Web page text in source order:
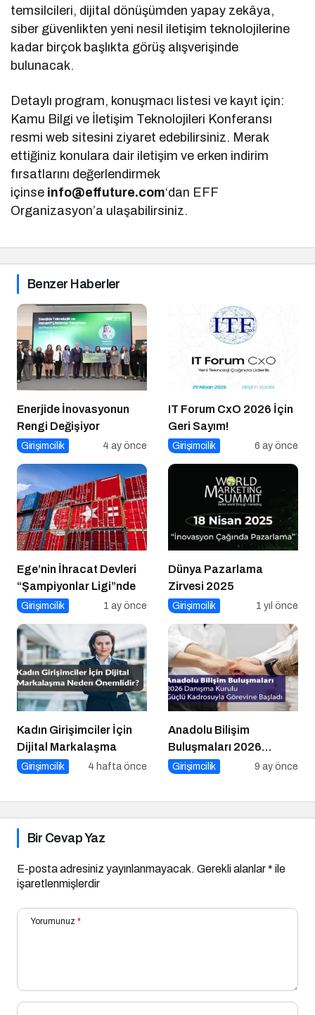
temsilcileri, dijital dönüşümden yapay zekâya,
siber güvenlikten yeni nesil iletişim teknolojilerine
kadar birçok başlıkta görüş alışverişinde
bulunacak.
Detaylı program, konuşmacı listesi ve kayıt için:
Kamu Bilgi ve İletişim Teknolojileri Konferansı
resmi web sitesini ziyaret edebilirsiniz. Merak
ettiğiniz konulara dair iletişim ve erken indirim
fırsatlarını değerlendirmek
içinse info@effuture.com‘dan EFF
Organizasyon’a ulaşabilirsiniz.
Benzer Haberler
Enerjide İnovasyonun
Rengi Değişiyor
Girişimcilik 4 ay önce
IT Forum CxO 2026 İçin
Geri Sayım!
Girişimcilik 6 ay önce
Ege’nin İhracat Devleri
“Şampiyonlar Ligi”nde
Girişimcilik 1 ay önce
Dünya Pazarlama
Zirvesi 2025
Girişimcilik 1 yıl önce
Kadın Girişimciler İçin
Dijital Markalaşma
Girişimcilik 4 hafta önce
Anadolu Bilişim
Buluşmaları 2026
Danışma Kurulu Güçlü
Girişimcilik 9 ay önce
Bir Cevap Yaz
E-posta adresiniz yayınlanmayacak. Gerekli alanlar* ile
işaretlenmişlerdir
Yorumunuz *